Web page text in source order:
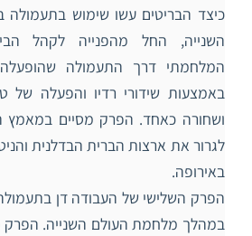
כיצד הבריטים עשו שימוש
השנייה, החל מהפנייה לקהל
המלחמתי דרך התעמולה שהופעלה
באמצעות שידורי רדיו והפעלה של
ושחורה כאחד. הפרק מסיים במאמץ
לגרור את ארצות הברית הבדלנית
באירופה.
הפרק השלישי של העבודה דן
במהלך מלחמת העולם השנייה.